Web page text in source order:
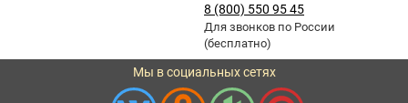
8 (800) 550 95 45
Для звонков по России
(бесплатно)
Мы в социальных сетях